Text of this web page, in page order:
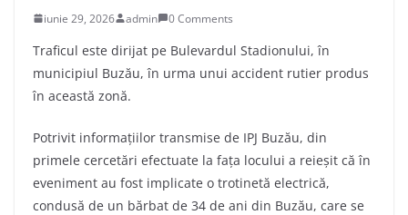
iunie 29, 2026 admin 0 Comments
Traficul este dirijat pe Bulevardul Stadionului, în
municipiul Buzău, în urma unui accident rutier produs
în această zonă.
Potrivit informațiilor transmise de IPJ Buzău, din
primele cercetări efectuate la fața locului a reieșit că în
eveniment au fost implicate o trotinetă electrică,
condusă de un bărbat de 34 de ani din Buzău, care se